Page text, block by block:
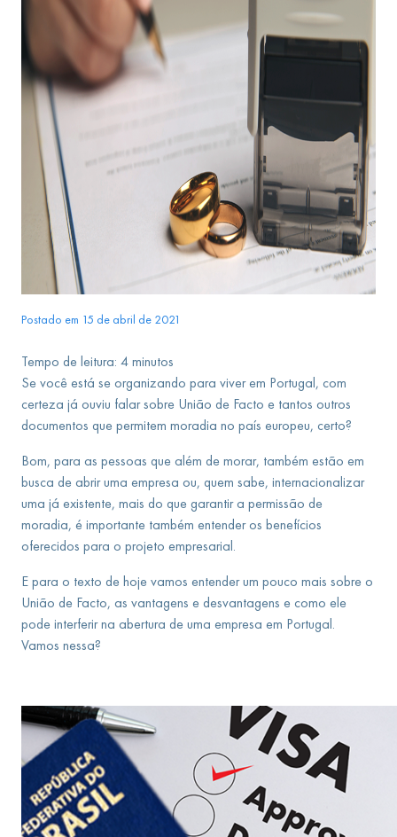
Postado em 15 de abril de 2021
Tempo de leitura: 4 minutos
Se você está se organizando para viver em Portugal, com
certeza já ouviu falar sobre União de Facto e tantos outros
documentos que permitem moradia no país europeu, certo?
Bom, para as pessoas que além de morar, também estão em
busca de abrir uma empresa ou, quem sabe, internacionalizar
uma já existente, mais do que garantir a permissão de
moradia, é importante também entender os benefícios
oferecidos para o projeto empresarial.
E para o texto de hoje vamos entender um pouco mais sobre o
União de Facto, as vantagens e desvantagens e como ele
pode interferir na abertura de uma empresa em Portugal.
Vamos nessa?